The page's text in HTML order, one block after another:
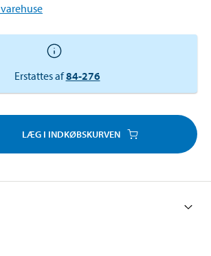
varehuse
Erstattes af84-276
LÆG I INDKØBSKURVEN